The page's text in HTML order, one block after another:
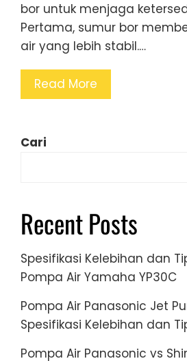
bor untuk menjaga
Pertama, sumur bor
air yang lebih stabil.…
Read More
Cari
Recent Posts
Spesifikasi Kelebihan dan
Pompa Air Yamaha YP30C
Pompa Air Panasonic Jet
Spesifikasi Kelebihan dan
Pompa Air Panasonic vs